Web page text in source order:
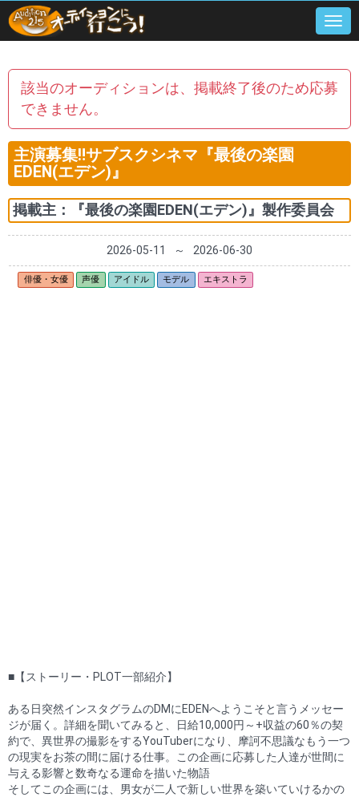
該当のオーディションは、掲載終了後のため応募
できません。
主演募集‼サブスクシネマ『最後の楽園
EDEN(エデン)』
掲載主： 『最後の楽園EDEN(エデン)』製作委員会
2026-05-11 ～ 2026-06-30
俳優・女優 声優 アイドル モデル エキストラ
■【ストーリー・PLOT一部紹介】
ある日突然インスタグラムのDMにEDENへようこそと言うメッセー
ジが届く。詳細を聞いてみると、日給10,000円～+収益の60％の契
約で、異世界の撮影をするYouTuberになり、摩訶不思議なもう一つ
の現実をお茶の間に届ける仕事。この企画に応募した人達が世間に
与える影響と数奇なる運命を描いた物語
そしてこの企画には、男女が二人で新しい世界を築いていけるかの